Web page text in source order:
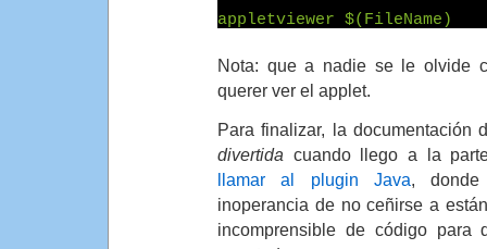
appletviewer $(FileName)
Nota: que a nadie se le olvide
querer ver el applet.
Para finalizar, la documentación
divertida cuando llego a la
llamar al plugin Java,
inoperancia de no ceñirse a
incomprensible de código para